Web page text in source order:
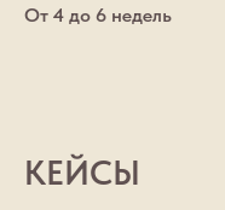
От 4 до 6 недель
КЕЙСЫ